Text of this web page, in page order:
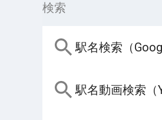
検索
駅名検索（
駅名動画検索（